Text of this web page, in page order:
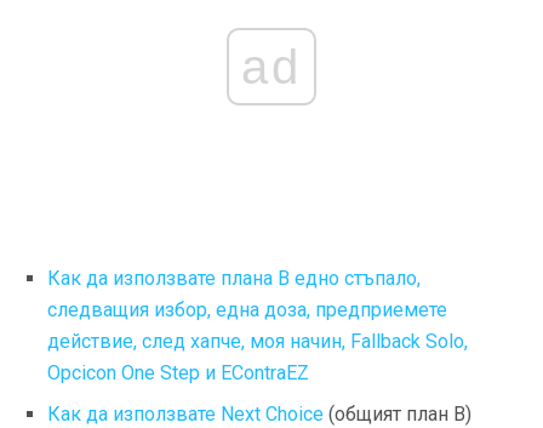
ad
Как да използвате плана В едно стъпало,
следващия избор, една доза, предприемете
действие, след хапче, моя начин, Fallback Solo,
Opcicon One Step и EContraEZ
Как да използвате Next Choice (общият план B)